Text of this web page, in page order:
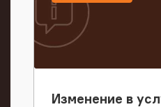
Изменение в